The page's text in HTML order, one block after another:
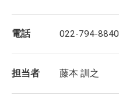
電話 022-794-8840
担当者 藤本 訓之